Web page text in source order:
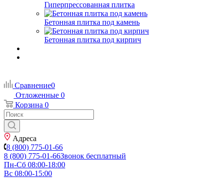
Гиперпрессованная плитка
Бетонная плитка под камень
Бетонная плитка под кирпич
Сравнение0
Отложенные 0
Корзина 0
Адреса
8 (800) 775-01-66
8 (800) 775-01-66Звонок бесплатный
Пн-Сб 08:00-18:00
Вс 08:00-15:00